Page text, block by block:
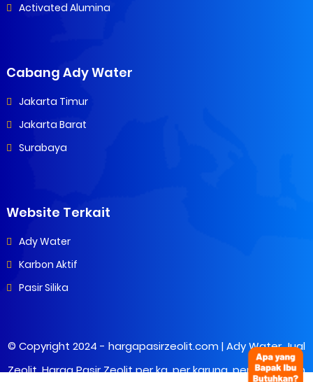
Activated Alumina
Cabang Ady Water
Jakarta Timur
Jakarta Barat
Surabaya
Website Terkait
Ady Water
Karbon Aktif
Pasir Silika
© Copyright 2024 - hargapasirzeolit.com | Ady Water Jual
Zeolit, Harga Pasir Zeolit per kg, per karung, per ton Murah